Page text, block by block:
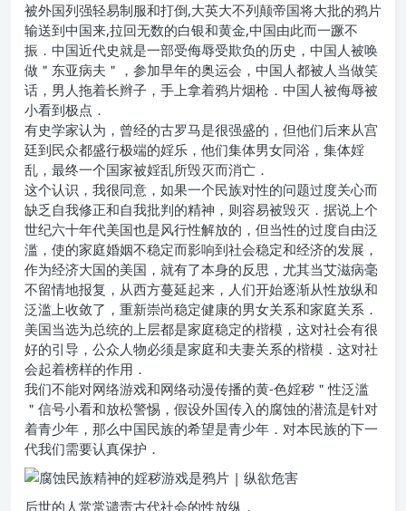
被外国列强轻易制服和打倒,大英大不列颠帝国将大批的鸦片
输送到中国来,拉回无数的白银和黄金,中国由此而一蹶不
振．中国近代史就是一部受侮辱受欺负的历史，中国人被唤
做＂东亚病夫＂，参加早年的奥运会，中国人都被人当做笑
话，男人拖着长辫子，手上拿着鸦片烟枪．中国人被侮辱被
小看到极点．
有史学家认为，曾经的古罗马是很强盛的，但他们后来从宫
廷到民众都盛行极端的婬乐，他们集体男女同浴，集体婬
乱，最终一个国家被婬乱所毁灭而消亡．
这个认识，我很同意，如果一个民族对性的问题过度关心而
缺乏自我修正和自我批判的精神，则容易被毁灭．据说上个
世纪六十年代美国也是风行性解放的，但当性的过度自由泛
滥，使的家庭婚姻不稳定而影响到社会稳定和经济的发展，
作为经济大国的美国，就有了本身的反思，尤其当艾滋病毫
不留情地报复，从西方蔓延起来，人们开始逐渐从性放纵和
泛滥上收敛了，重新崇尚稳定健康的男女关系和家庭关系．
美国当选为总统的上层都是家庭稳定的楷模，这对社会有很
好的引导，公众人物必须是家庭和夫妻关系的楷模．这对社
会起着榜样的作用．
我们不能对网络游戏和网络动漫传播的黄-色婬秽＂性泛滥
＂信号小看和放松警惕，假设外国传入的腐蚀的潜流是针对
着青少年，那么中国民族的希望是青少年．对本民族的下一
代我们需要认真保护．
后世的人常常谴责古代社会的性放纵，